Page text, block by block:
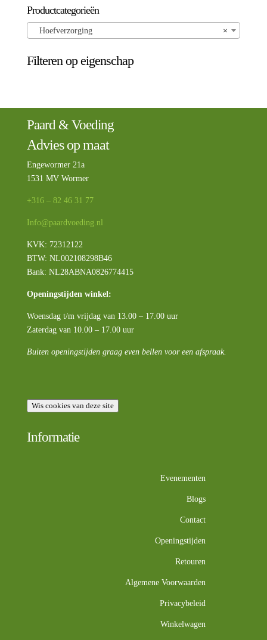
Productcategorieën
×
Hoefverzorging
Filteren op eigenschap
Paard & Voeding
Advies op maat
Engewormer 21a
1531 MV Wormer
+316 – 82 46 31 77
Info@paardvoeding.nl
KVK: 72312122
BTW: NL002108298B46
Bank: NL28ABNA0826774415
Openingstijden winkel:
Woensdag t/m vrijdag van 13.00 – 17.00 uur
Zaterdag van 10.00 – 17.00 uur
Buiten openingstijden graag even bellen voor een afspraak.
Wis cookies van deze site
Informatie
Evenementen
Blogs
Contact
Openingstijden
Retouren
Algemene Voorwaarden
Privacybeleid
Winkelwagen